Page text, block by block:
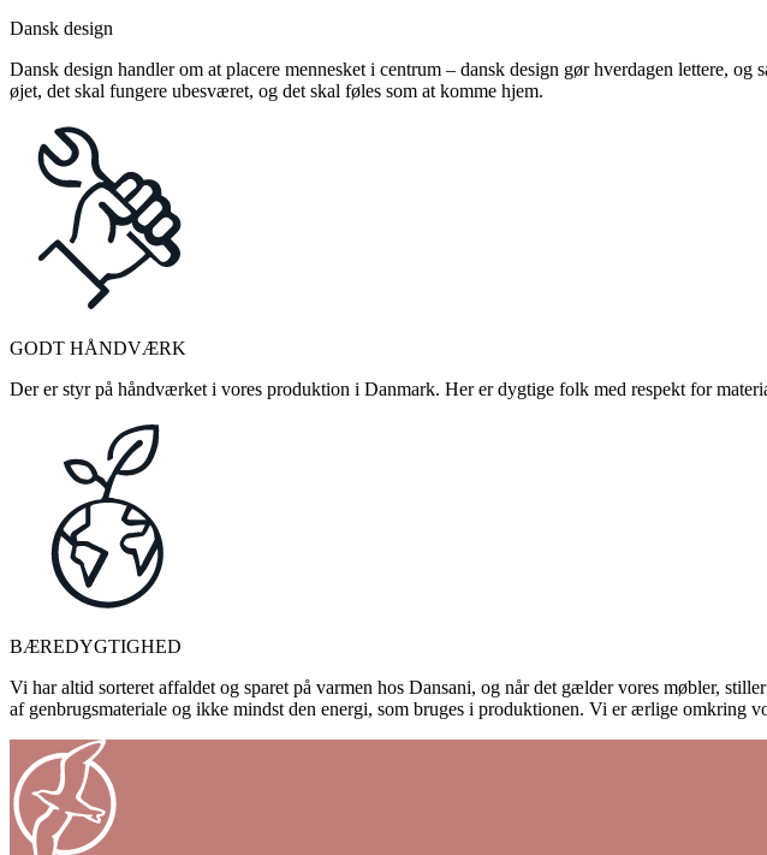
Dansk design
Dansk design handler om at placere mennesket i centrum – dansk design gør hverdagen lettere,
øjet, det skal fungere ubesværet, og det skal føles som at komme hjem.
GODT HÅNDVÆRK
Der er styr på håndværket i vores produktion i Danmark. Her er dygtige folk med respekt for
BÆREDYGTIGHED
Vi har altid sorteret affaldet og sparet på varmen hos Dansani, og når det gælder vores møbler,
af genbrugsmateriale og ikke mindst den energi, som bruges i produktionen. Vi er ærlige omkring